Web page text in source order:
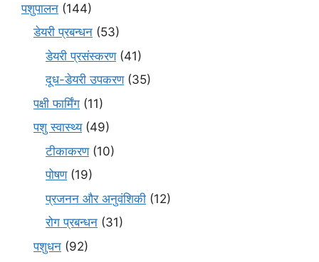
पशुपालन (144)
डेयरी प्रबन्धन (53)
डेयरी प्रसंस्करण(41)
दूध-डेयरी उपकरण(35)
पक्षी फार्मिंग (11)
पशु स्वास्थ्य(49)
टीकाकरण(10)
पोषण(19)
प्रजनन और अनुवंशिकी (12)
रोग प्रबन्धन (31)
पशुधन (92)